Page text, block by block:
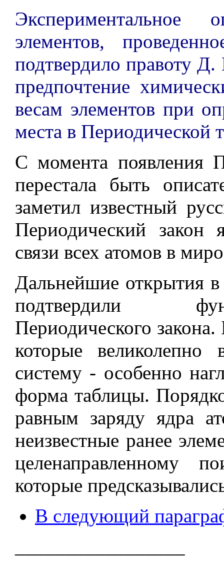
Экспериментальное
элементов,
подтвердило правоту
предпочтение
весам элементов при
места в Периодической
С момента появления
перестала быть
заметил известный
Периодический закон
связи всех атомов в
Дальнейшие открытия
подтвердили
Периодического
которые великолепно
систему - особенно
форма таблицы.
равным заряду ядра
неизвестные ранее
целенаправленному
которые
В следующий